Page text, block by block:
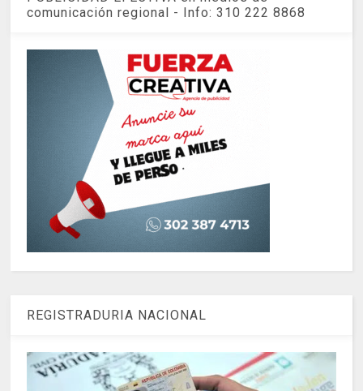
comunicación regional - Info: 310 222 8868
REGISTRADURIA NACIONAL